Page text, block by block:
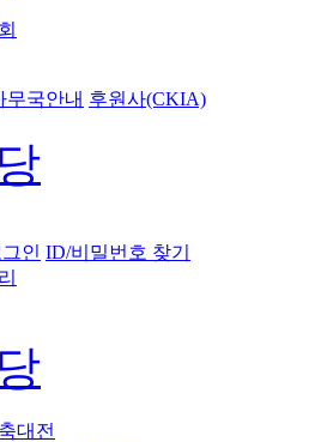
무국안내 후원사(CKIA)
인 ID/비밀번호 찾기
대전